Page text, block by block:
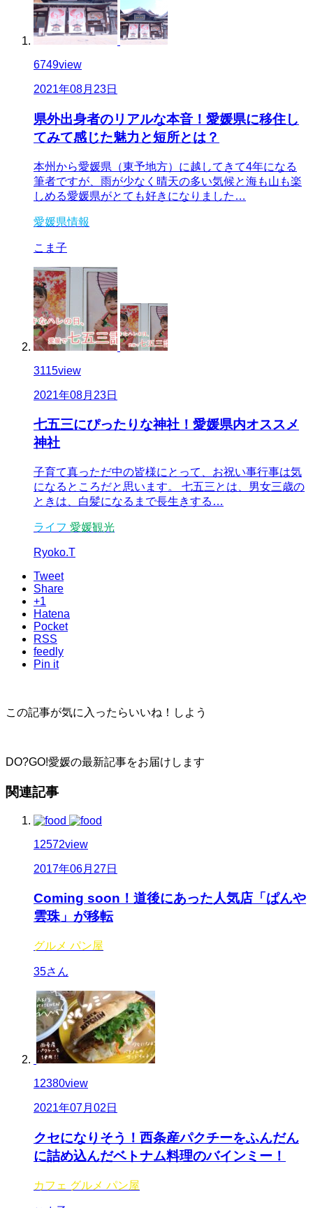
6749view
2021年08月23日
県外出身者のリアルな本音！愛媛県に移住し
てみて感じた魅力と短所とは？
本州から愛媛県（東予地方）に越してきて4年になる
筆者ですが、雨が少なく晴天の多い気候と海も山も楽
しめる愛媛県がとても好きになりました…
愛媛県情報
こま子
3115view
2021年08月23日
七五三にぴったりな神社！愛媛県内オススメ
神社
子育て真っただ中の皆様にとって、お祝い事行事は気
になるところだと思います。 七五三とは、男女三歳の
ときは、白髪になるまで長生きする…
ライフ 愛媛観光
Ryoko.T
Tweet
Share
+1
Hatena
Pocket
RSS
feedly
Pin it
この記事が気に入ったらいいね！しよう
DO?GO!愛媛の最新記事をお届けします
関連記事
12572view
2017年06月27日
Coming soon！道後にあった人気店「ぱんや
雲珠」が移転
グルメ パン屋
35さん
12380view
2021年07月02日
クセになりそう！西条産パクチーをふんだん
に詰め込んだベトナム料理のバインミー！
カフェ グルメ パン屋